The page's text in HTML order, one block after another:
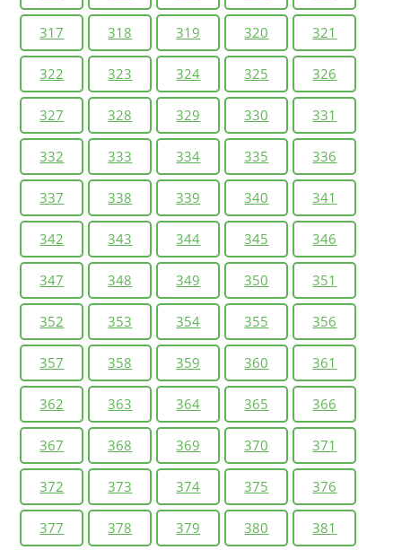
317 318 319 320 321
322 323 324 325 326
327 328 329 330 331
332 333 334 335 336
337 338 339 340 341
342 343 344 345 346
347 348 349 350 351
352 353 354 355 356
357 358 359 360 361
362 363 364 365 366
367 368 369 370 371
372 373 374 375 376
377 378 379 380 381